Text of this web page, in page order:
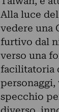
Alla luce
vedere una
furtivo dal
verso una
facilitatoria
specchio